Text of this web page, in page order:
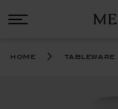
home tableware